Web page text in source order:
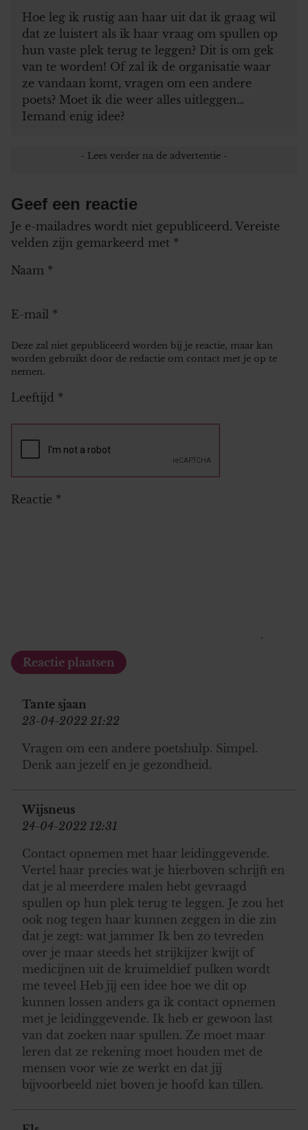
Hoe leg ik rustig aan haar uit dat ik graag wil
dat ze luistert als ik haar vraag om spullen op
hun vaste plek terug te leggen? Dit is om gek
van te worden! Of zal ik de organisatie waar
ze vandaan komt, vragen om een andere
poets? Moet ik die weer alles uitleggen…
Iemand enig idee?
Geef een reactie
Je e-mailadres wordt niet gepubliceerd. Vereiste
velden zijn gemarkeerd met *
Naam *
E-mail *
Deze zal niet gepubliceerd worden bij je reactie, maar kan
worden gebruikt door de redactie om contact met je op te
nemen.
Leeftijd *
Reactie *
Tante sjaan
23-04-2022 21:22
Vragen om een andere poetshulp. Simpel.
Denk aan jezelf en je gezondheid.
Wijsneus
24-04-2022 12:31
Contact opnemen met haar leidinggevende.
Vertel haar precies wat je hierboven schrijft en
dat je al meerdere malen hebt gevraagd
spullen op hun plek terug te leggen. Je zou het
ook nog tegen haar kunnen zeggen in die zin
dat je zegt: wat jammer Ik ben zo tevreden
over je maar steeds het strijkijzer kwijt of
medicijnen uit de kruimeldief pulken wordt
me teveel Heb jij een idee hoe we dit op
kunnen lossen anders ga ik contact opnemen
met je leidinggevende. Ik heb er gewoon last
van dat zoeken naar spullen. Ze moet maar
leren dat ze rekening moet houden met de
mensen voor wie ze werkt en dat jij
bijvoorbeeld niet boven je hoofd kan tillen.